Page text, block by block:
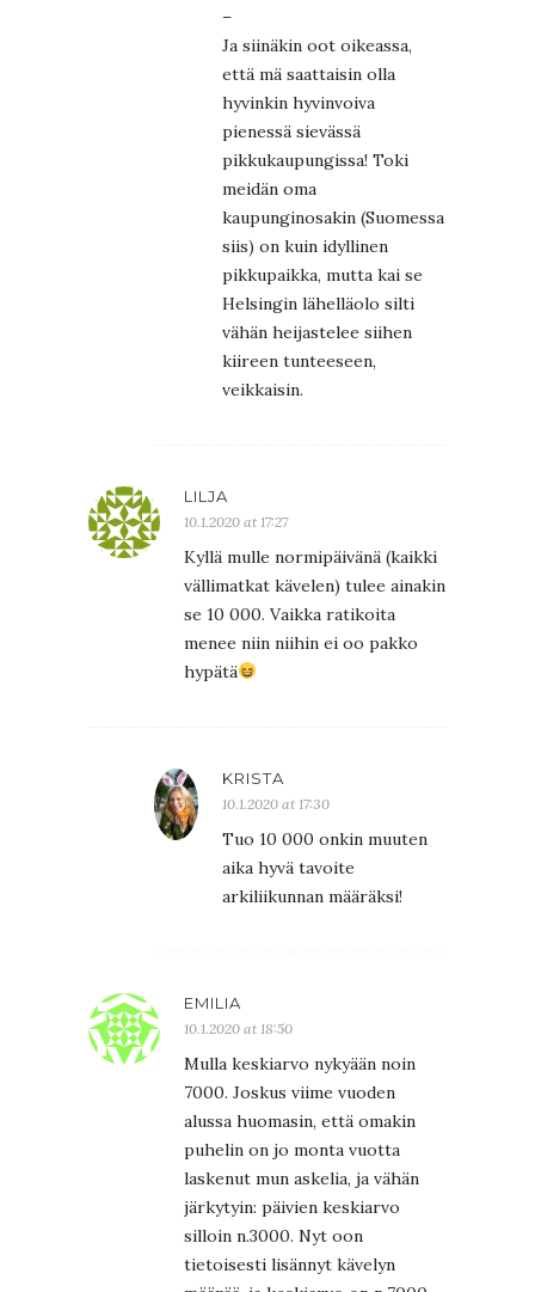
–
Ja siinäkin oot oikeassa,
että mä saattaisin olla
hyvinkin hyvinvoiva
pienessä sievässä
pikkukaupungissa! Toki
meidän oma
kaupunginosakin (Suomessa
siis) on kuin idyllinen
pikkupaikka, mutta kai se
Helsingin lähelläolo silti
vähän heijastelee siihen
kiireen tunteeseen,
veikkaisin.
LILJA
10.1.2020 at 17:27
Kyllä mulle normipäivänä (kaikki
vällimatkat kävelen) tulee ainakin
se 10 000. Vaikka ratikoita
menee niin niihin ei oo pakko
hypätä
KRISTA
10.1.2020 at 17:30
Tuo 10 000 onkin muuten
aika hyvä tavoite
arkiliikunnan määräksi!
EMILIA
10.1.2020 at 18:50
Mulla keskiarvo nykyään noin
7000. Joskus viime vuoden
alussa huomasin, että omakin
puhelin on jo monta vuotta
laskenut mun askelia, ja vähän
järkytyin: päivien keskiarvo
silloin n.3000. Nyt oon
tietoisesti lisännyt kävelyn